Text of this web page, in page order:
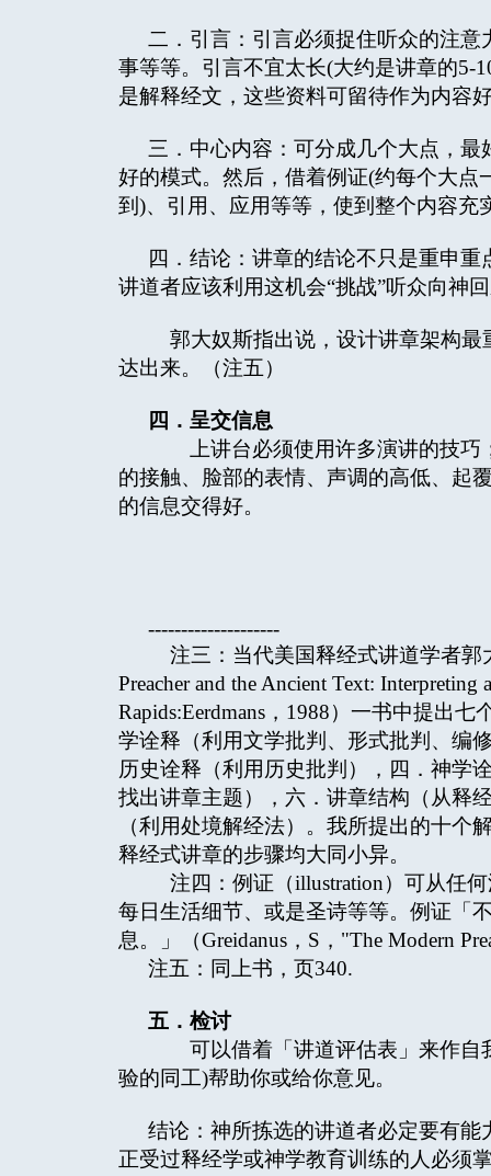
二．引言：引言必须捉住听众的注
事等等。引言不宜太长(大约是讲章的5-
是解释经文，这些资料可留待作为内容
三．中心内容：可分成几个大点，
好的模式。然后，借着例证(约每个大
到)、引用、应用等等，使到整个内容充
四．结论：讲章的结论不只是重申
讲道者应该利用这机会“挑战”听众向神
郭大奴斯指出说，设计讲章架构最
达出来。（注五）
四．呈交信息
上讲台必须使用许多演讲的技巧
的接触、脸部的表情、声调的高低、起
的信息交得好。
--------------------
注三：当代美国释经式讲道学者郭
Preacher and the Ancient Text:
Rapids:Eerdmans，1988）一书中提出
学诠释（利用文学批判、形式批判、编
历史诠释（利用历史批判），四．神学
找出讲章主题），六．讲章结构（从释
（利用处境解经法）。我所提出的十
释经式讲章的步骤均大同小异。
注四：例证（illustration）可从任
每日生活细节、或是圣诗等等。例证「
息。」（Greidanus，S，"The Modern
注五：同上书，页340.
五．检讨
可以借着「讲道评估表」来作自
验的同工)帮助你或给你意见。
结论：神所拣选的讲道者必定要有
正受过释经学或神学教育训练的人必